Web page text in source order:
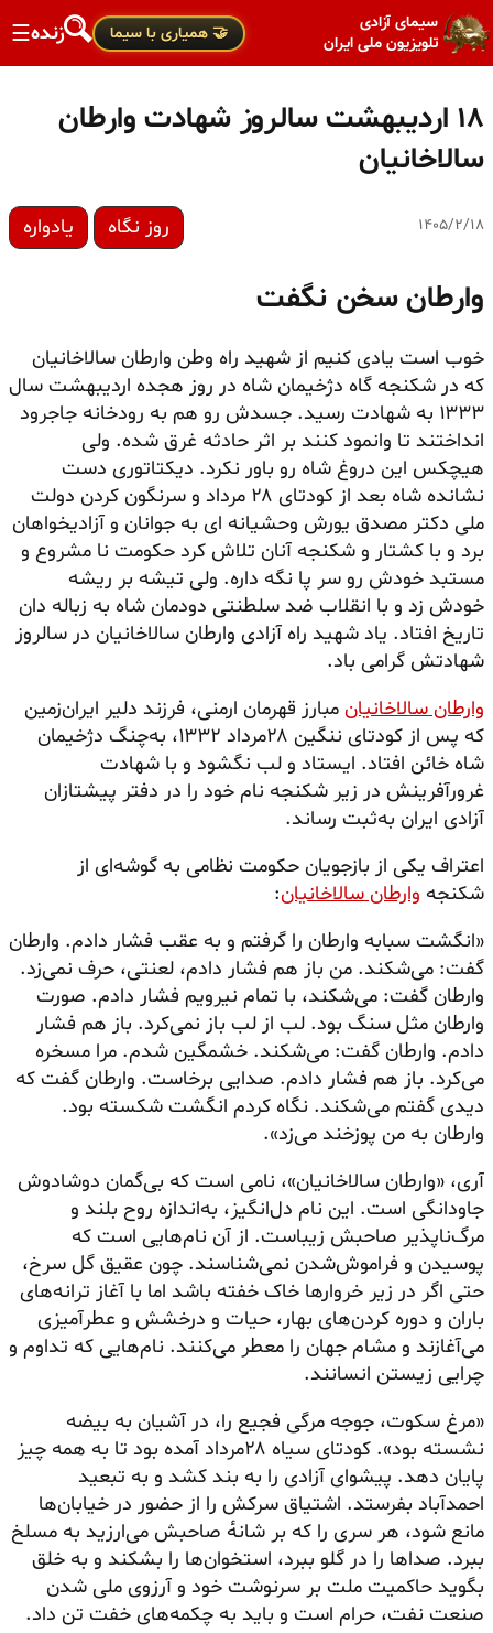
سیمای آزادی
تلویزیون ملی ایران
🤝 همیاری با سیما زنده☰
۱۸ اردیبهشت سالروز شهادت وارطان
سالاخانیان
۱۴۰۵/۲/۱۸ روز نگاه یادواره
وارطان سخن نگفت
خوب است یادی کنیم از شهید راه وطن وارطان سالاخانیان
که در شکنجه گاه دژخیمان شاه در روز هجده اردیبهشت سال
۱۳۳۳ به شهادت رسید. جسدش رو هم به رودخانه جاجرود
انداختند تا وانمود کنند بر اثر حادثه غرق شده. ولی
هیچکس این دروغ شاه رو باور نکرد. دیکتاتوری دست
نشانده شاه بعد از کودتای ۲۸ مرداد و سرنگون کردن دولت
ملی دکتر مصدق یورش وحشیانه ای به جوانان و آزادیخواهان
برد و با کشتار و شکنجه آنان تلاش کرد حکومت نا مشروع و
مستبد خودش رو سر پا نگه داره. ولی تیشه بر ریشه
خودش زد و با انقلاب ضد سلطنتی دودمان شاه به زباله دان
تاریخ افتاد. یاد شهید راه آزادی وارطان سالاخانیان در سالروز
شهادتش گرامی باد.
وارطان سالاخانیان مبارز قهرمان ارمنی، فرزند دلیر ایران‌زمین
که پس از کودتای ننگین ۲۸مرداد ۱۳۳۲، به‌چنگ دژخیمان
شاه خائن افتاد. ایستاد و لب نگشود و با شهادت
غرورآفرینش در زیر شکنجه نام خود را در دفتر پیشتازان
آزادی ایران به‌ثبت رساند.
اعتراف یکی از بازجویان حکومت نظامی به گوشه‌‌ای از
شکنجه وارطان سالاخانیان:
«انگشت سبابه وارطان را گرفتم و به عقب فشار دادم. وارطان
گفت: می‌شکند. من باز هم فشار دادم، لعنتی، حرف نمی‌زد.
وارطان گفت: می‌شکند، با تمام نیرویم فشار دادم. صورت
وارطان مثل سنگ بود. لب از لب باز نمی‌کرد. باز هم فشار
دادم. وارطان گفت: می‌شکند. خشمگین شدم. مرا مسخره
می‌کرد. باز هم فشار دادم. صدایی برخاست. وارطان گفت که
دیدی گفتم می‌شکند. نگاه کردم انگشت شکسته بود.
وارطان به من پوزخند می‌زد».
آری، «وارطان سالاخانیان»، نامی است که بی‌گمان دوشادوش
جاودانگی است. این نام دل‌انگیز، به‌اندازه روح بلند و
مرگ‌ناپذیر صاحبش زیباست. از آن نام‌هایی است که
پوسیدن و فراموش‌شدن نمی‌شناسند. چون عقیق گل سرخ،
حتی اگر در زیر خروارها خاک خفته باشد اما با آغاز ترانه‌های
باران و دوره کردن‌های بهار، حیات و درخشش و عطرآمیزی
می‌آغازند و مشام جهان را معطر می‌کنند. نام‌هایی که تداوم و
چرایی زیستن انسانند.
«مرغ سکوت، جوجه مرگی فجیع را، در آشیان به بیضه
نشسته بود». کودتای سیاه ۲۸مرداد آمده بود تا به همه چیز
پایان دهد. پیشوای آزادی را به بند کشد و به تبعید
احمدآباد بفرستد. اشتیاق سرکش را از حضور در خیابان‌ها
مانع شود، هر سری را که بر شانه‌ٔ صاحبش می‌ارزید به مسلخ
ببرد. صداها را در گلو ببرد، استخوان‌ها را بشکند و به خلق
بگوید حاکمیت ملت بر سرنوشت خود و آرزوی ملی شدن
صنعت نفت، حرام است و باید به چکمه‌های خفت تن داد.